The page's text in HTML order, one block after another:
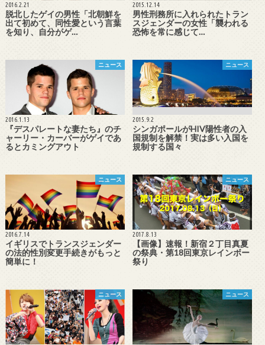
2016.2.21
脱北したゲイの男性「北朝鮮を
出て初めて、同性愛という言葉
を知り、自分がゲ…
2015.12.14
男性刑務所に入れられたトラン
スジェンダーの女性「襲われる
恐怖を常に感じて…
ニュース
2016.1.13
『デスパレートな妻たち』のチ
ャーリー・カーバーがゲイであ
るとカミングアウト
ニュース
2015.9.2
シンガポールがHIV陽性者の入
国規制を解禁！実は多い入国を
規制する国々
ニュース
2016.7.14
イギリスでトランスジェンダー
の法的性別変更手続きがもっと
簡単に！
ニュース
2017.8.13
【画像】速報！新宿２丁目真夏
の祭典・第18回東京レインボー
祭り
ニュース ニュース